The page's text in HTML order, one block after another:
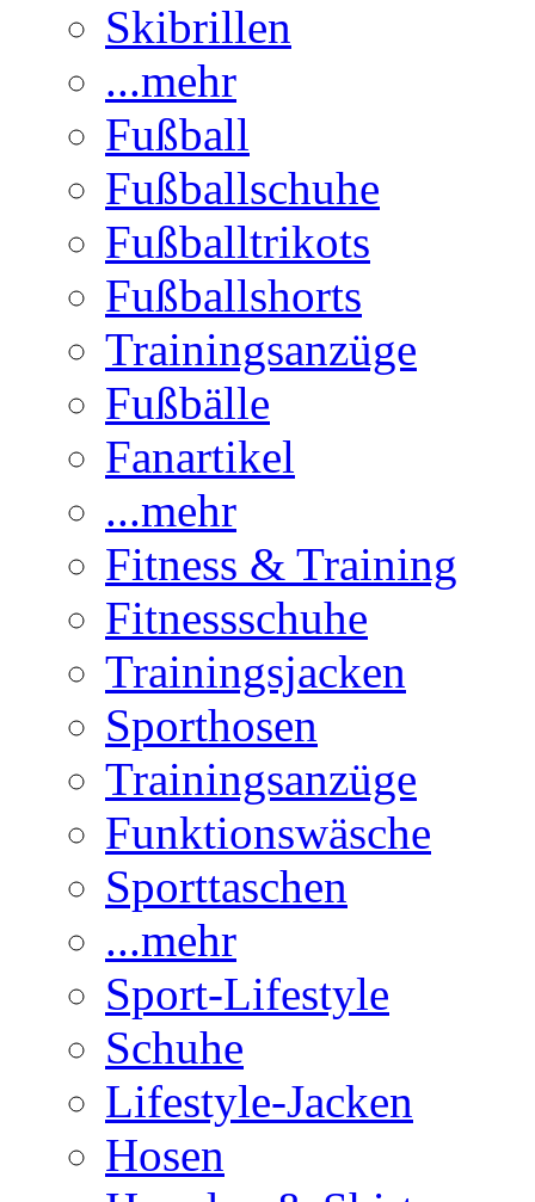
Skibrillen
...mehr
Fußball
Fußballschuhe
Fußballtrikots
Fußballshorts
Trainingsanzüge
Fußbälle
Fanartikel
...mehr
Fitness & Training
Fitnessschuhe
Trainingsjacken
Sporthosen
Trainingsanzüge
Funktionswäsche
Sporttaschen
...mehr
Sport-Lifestyle
Schuhe
Lifestyle-Jacken
Hosen